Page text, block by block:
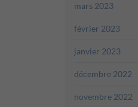
mars 2023
février 2023
janvier 2023
décembre 2022
novembre 2022